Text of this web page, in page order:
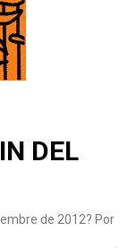
DEL
de 2012? Por